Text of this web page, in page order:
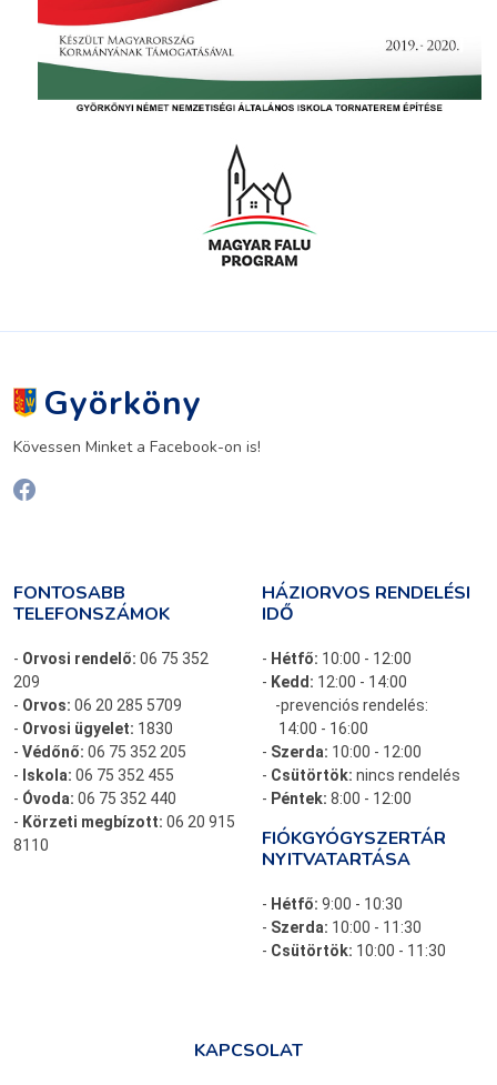
Györköny
Kövessen Minket a Facebook-on is!
FONTOSABB
TELEFONSZÁMOK
- Orvosi rendelő: 06 75 352
209
- Orvos: 06 20 285 5709
- Orvosi ügyelet: 1830
- Védőnő: 06 75 352 205
- Iskola: 06 75 352 455
- Óvoda: 06 75 352 440
- Körzeti megbízott: 06 20 915
8110
HÁZIORVOS RENDELÉSI
IDŐ
- Hétfő: 10:00 - 12:00
- Kedd: 12:00 - 14:00
-prevenciós rendelés:
14:00 - 16:00
- Szerda: 10:00 - 12:00
- Csütörtök: nincs rendelés
- Péntek: 8:00 - 12:00
FIÓKGYÓGYSZERTÁR
NYITVATARTÁSA
- Hétfő: 9:00 - 10:30
- Szerda: 10:00 - 11:30
- Csütörtök: 10:00 - 11:30
KAPCSOLAT